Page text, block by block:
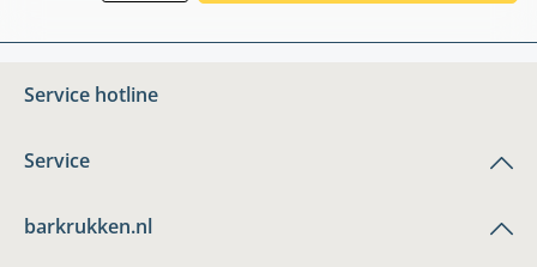
Service hotline
Service
barkrukken.nl